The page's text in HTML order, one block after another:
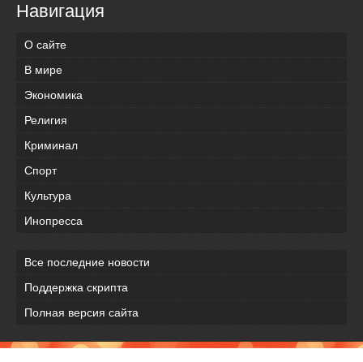
Навигация
О сайте
В мире
Экономика
Религия
Криминал
Спорт
Культура
Инопресса
Все последние новости
Поддержка скрипта
Полная версия сайта